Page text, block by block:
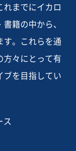
までにイカロ
籍の中から、
す。これらを通
方々にとって有
ブを目指してい
ス